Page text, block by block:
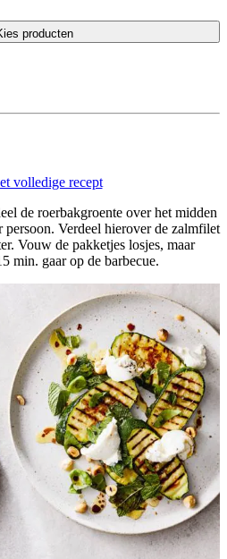
producten
volledige recept
de roerbakgroente over het midden
Verdeel hierover de zalmfilet
Vouw de pakketjes losjes, maar
min. gaar op de barbecue.